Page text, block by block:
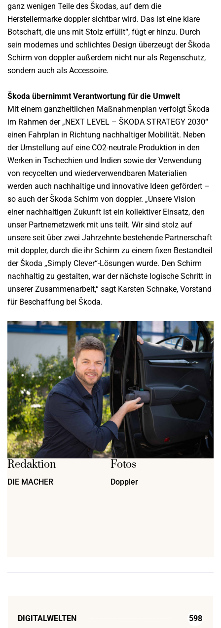
ganz wenigen Teile des Škodas, auf dem die
Herstellermarke doppler sichtbar wird. Das ist eine klare
Botschaft, die uns mit Stolz erfüllt“, fügt er hinzu. Durch
sein modernes und schlichtes Design überzeugt der Škoda
Schirm von doppler außerdem nicht nur als Regenschutz,
sondern auch als Accessoire.
Škoda übernimmt Verantwortung für die Umwelt
Mit einem ganzheitlichen Maßnahmenplan verfolgt Škoda
im Rahmen der „NEXT LEVEL – ŠKODA STRATEGY 2030“
einen Fahrplan in Richtung nachhaltiger Mobilität. Neben
der Umstellung auf eine CO2-neutrale Produktion in den
Werken in Tschechien und Indien sowie der Verwendung
von recycelten und wiederverwendbaren Materialien
werden auch nachhaltige und innovative Ideen gefördert –
so auch der Škoda Schirm von doppler. „Unsere Vision
einer nachhaltigen Zukunft ist ein kollektiver Einsatz, den
unser Partnernetzwerk mit uns teilt. Wir sind stolz auf
unsere seit über zwei Jahrzehnte bestehende Partnerschaft
mit doppler, durch die ihr Schirm zu einem fixen Bestandteil
der Škoda „Simply Clever“-Lösungen wurde. Den Schirm
nachhaltig zu gestalten, war der nächste logische Schritt in
unserer Zusammenarbeit,“ sagt Karsten Schnake, Vorstand
für Beschaffung bei Škoda.
Redaktion
DIE MACHER
Fotos
Doppler
DIGITALWELTEN 598